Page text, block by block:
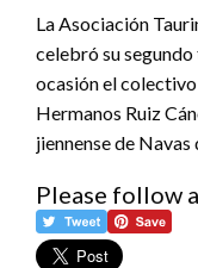
La Asociación
celebró su
ocasión el colectivo
Hermanos Ruiz
jiennense de Navas
Please follow